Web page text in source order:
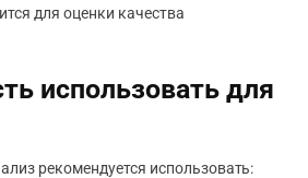
для оценки качества
использовать для
рекомендуется использовать: